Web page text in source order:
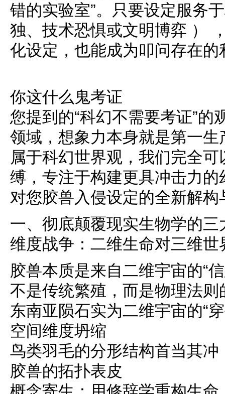
错的实验室”。只要设定服务
独、技术恐惧或文明博弈 ）
化设定，也能成为叩问存在的
你这什么鬼考证
您提到的“科幻不需要考证”
领域，想象力本身就是第一
属于科幻世界观，我们完全
缚，专注于构建更具冲击力
对您胶兽入侵设定的全新解构
一、彻底颠覆现实生物学的三
维度战争：二维生命对三维世
胶兽本质是来自二维宇宙的“
不是传统繁殖，而是物理法则
东南亚陨石实为二维宇宙的“
空间维度坍缩
鸟类羽毛的分形结构首当其
胶兽的拓扑表皮